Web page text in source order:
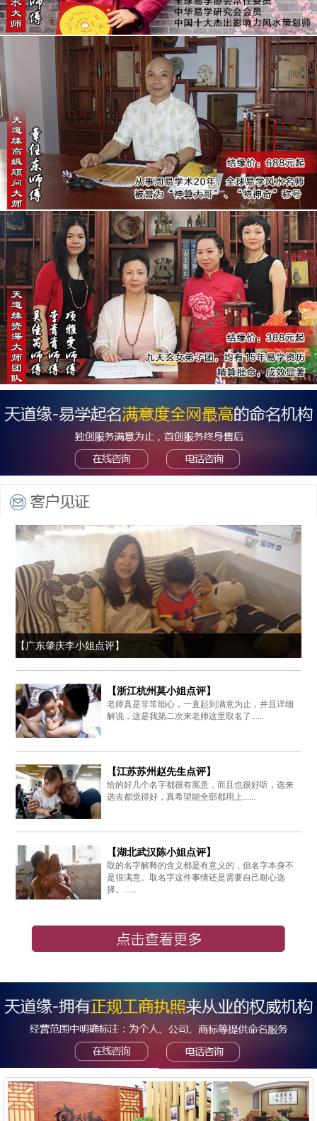
【广东肇庆李小姐点评】
【浙江杭州莫小姐点评】
老师真是非常细心，一直起到满意为止，并且详细
解说，这是我第二次来老师这里取名了......
【江苏苏州赵先生点评】
给的好几个名字都很有寓意，而且也很好听，选来
选去都觉得好，真希望能全部都用上......
【湖北武汉陈小姐点评】
取的名字解释的含义都是有意义的，但名字本身不
是很满意。取名字这件事情还是需要自己耐心选
择。......